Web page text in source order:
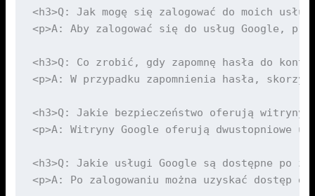
<h3>Q: Jak mogę się zalogować do moich usług
<p>A: Aby zalogować się do usług Google,
<h3>Q: Co zrobić, gdy zapomnę hasła do konta
<p>A: W przypadku zapomnienia hasła,
<h3>Q: Jakie bezpieczeństwo oferują witryny
<p>A: Witryny Google oferują dwustopniowe
<h3>Q: Jakie usługi Google są dostępne po
<p>A: Po zalogowaniu można uzyskać dostęp